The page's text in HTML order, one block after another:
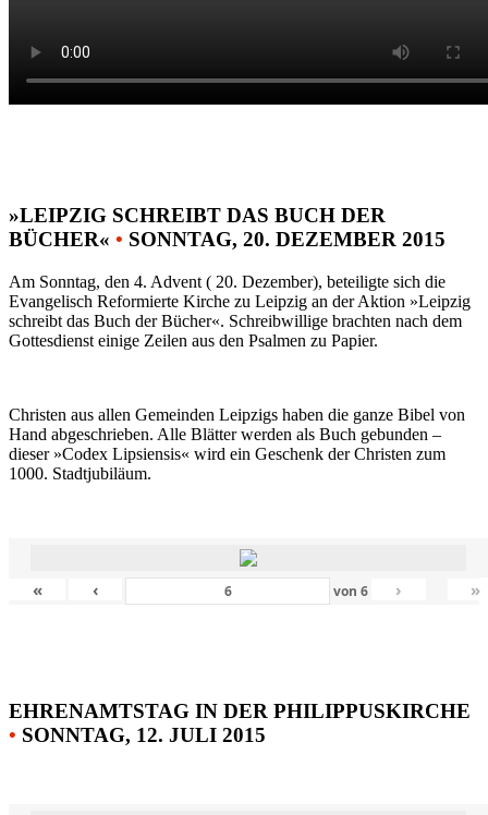
»LEIPZIG SCHREIBT DAS BUCH DER
BÜCHER« • SONNTAG, 20. DEZEMBER 2015
Am Sonntag, den 4. Advent ( 20. Dezember), beteiligte sich die
Evangelisch Reformierte Kirche zu Leipzig an der Aktion »Leipzig
schreibt das Buch der Bücher«. Schreibwillige brachten nach dem
Gottesdienst einige Zeilen aus den Psalmen zu Papier.
Christen aus allen Gemeinden Leipzigs haben die ganze Bibel von
Hand abgeschrieben. Alle Blätter werden als Buch gebunden –
dieser »Codex Lipsiensis« wird ein Geschenk der Christen zum
1000. Stadtjubiläum.
« ‹ von6 › »
EHRENAMTSTAG IN DER PHILIPPUSKIRCHE
• SONNTAG, 12. JULI 2015